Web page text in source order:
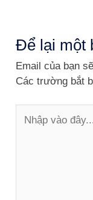
Để lại một
Email của bạn
Các trường bắt
vào